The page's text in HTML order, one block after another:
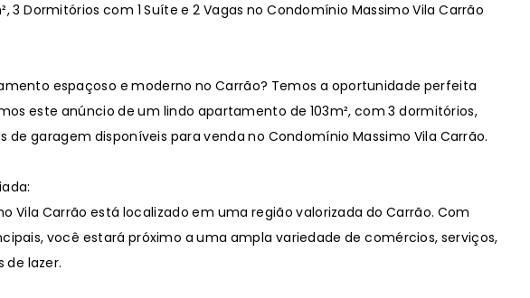
3 Dormitórios com 1 Suíte e 2 Vagas no Condomínio Massimo Vila Carrão
espaçoso e moderno no Carrão? Temos a oportunidade perfeita
este anúncio de um lindo apartamento de 103m², com 3 dormitórios,
de garagem disponíveis para venda no Condomínio Massimo Vila Carrão.
Vila Carrão está localizado em uma região valorizada do Carrão. Com
você estará próximo a uma ampla variedade de comércios, serviços,
de lazer.